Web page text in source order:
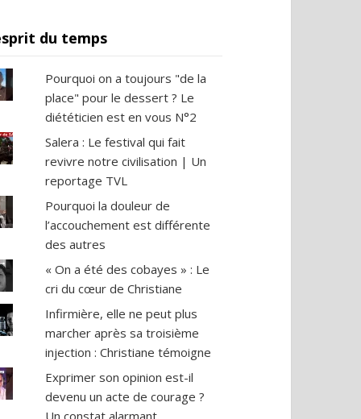
du temps
Pourquoi on a toujours "de la
place" pour le dessert ? Le
diététicien est en vous N°2
Salera : Le festival qui fait
revivre notre civilisation | Un
reportage TVL
Pourquoi la douleur de
l’accouchement est différente
des autres
« On a été des cobayes » : Le
cri du cœur de Christiane
Infirmière, elle ne peut plus
marcher après sa troisième
injection : Christiane témoigne
Exprimer son opinion est-il
devenu un acte de courage ?
Un constat alarmant.